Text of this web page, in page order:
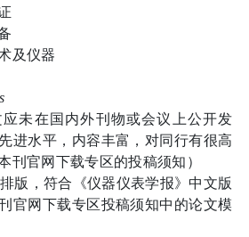
及仪器
未在国内外刊物或会议上公开发
进水平，内容丰富，对同行有很高
刊官网下载专区的投稿须知）
版，符合《仪器仪表学报》中文版
官网下载专区投稿须知中的论文模